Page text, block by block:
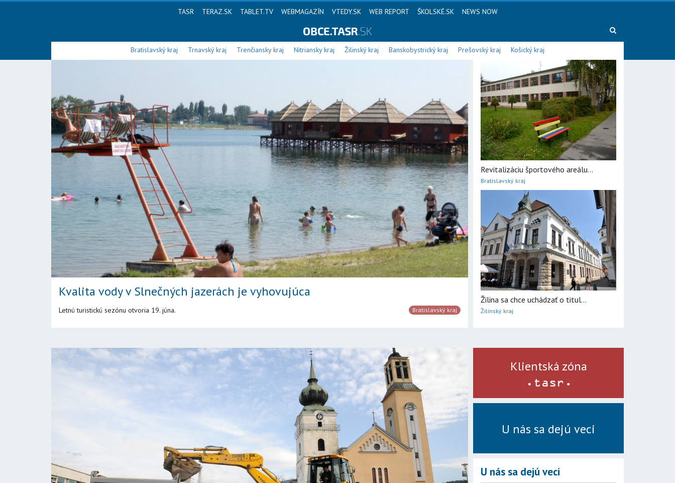
TASR TERAZ.SK TABLET.TV WEBMAGAZÍN VTEDY.SK WEB REPORT ŠKOLSKÉ.SK NEWS NOW
Bratislavský kraj Trnavský kraj Trenčiansky kraj Nitriansky kraj Žilinský kraj Banskobystrický kraj Prešovský kraj Košický kraj
Kvalita vody v Slnečných jazerách je vyhovujúca
Letnú turistickú sezónu otvoria 19. júna. Bratislavský kraj
Revitalizáciu športového areálu...
Bratislavský kraj
Žilina sa chce uchádzať o titul...
Žilinský kraj
Klientská zóna
U nás sa dejú veci
U nás sa dejú veci